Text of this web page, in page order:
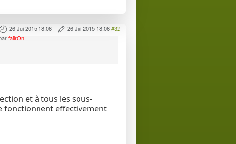
26 Jui 2015 18:06- 26 Jui 2015 18:06#32
failrOn
et à tous les sous-
fonctionnent effectivement